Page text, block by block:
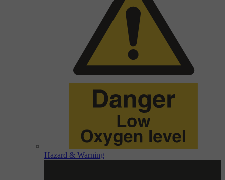
Hazard & Warning